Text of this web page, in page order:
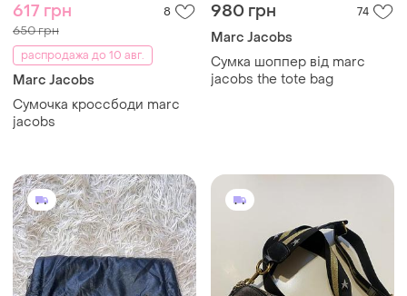
617 грн 8
650 грн
распродажа до 10 авг.
Marc Jacobs
Сумочка кроссбоди marc
jacobs
980 грн 74
Marc Jacobs
Сумка шоппер від marc
jacobs the tote bag